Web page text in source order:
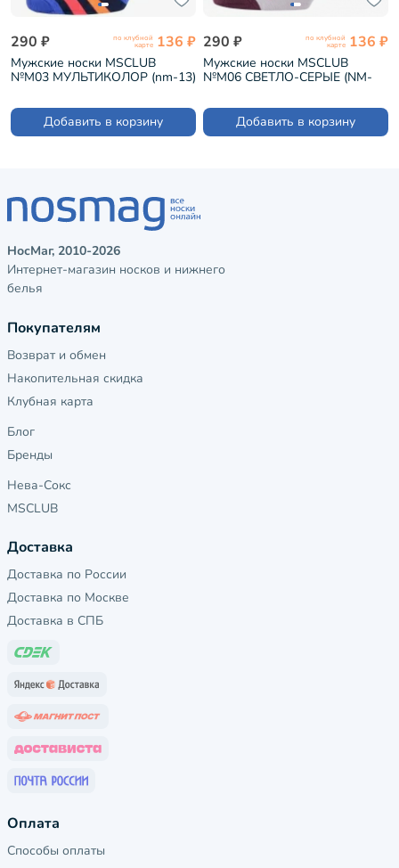
290 ₽ по клубной
карте 136 ₽
Мужские носки MSCLUB
№М03 МУЛЬТИКОЛОР (nm-13)
Добавить в корзину
290 ₽ по клубной
карте 136 ₽
Мужские носки MSCLUB
№М06 СВЕТЛО-СЕРЫЕ (NM-
Добавить в корзину
НосМаг, 2010-2026
Интернет-магазин носков и нижнего
белья
Покупателям
Возврат и обмен
Накопительная скидка
Клубная карта
Блог
Бренды
Нева-Сокс
MSCLUB
Доставка
Доставка по России
Доставка по Москве
Доставка в СПБ
Оплата
Способы оплаты